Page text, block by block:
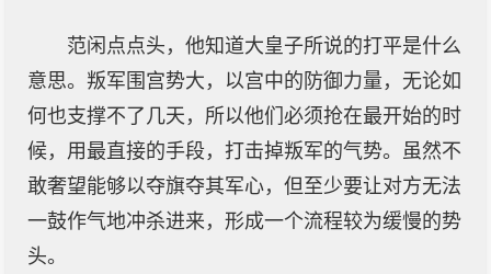
范闲点点头，他知道大皇子所说的打平是什么
意思。叛军围宫势大，以宫中的防御力量，无论如
何也支撑不了几天，所以他们必须抢在最开始的时
候，用最直接的手段，打击掉叛军的气势。虽然不
敢奢望能够以夺旗夺其军心，但至少要让对方无法
一鼓作气地冲杀进来，形成一个流程较为缓慢的势
头。